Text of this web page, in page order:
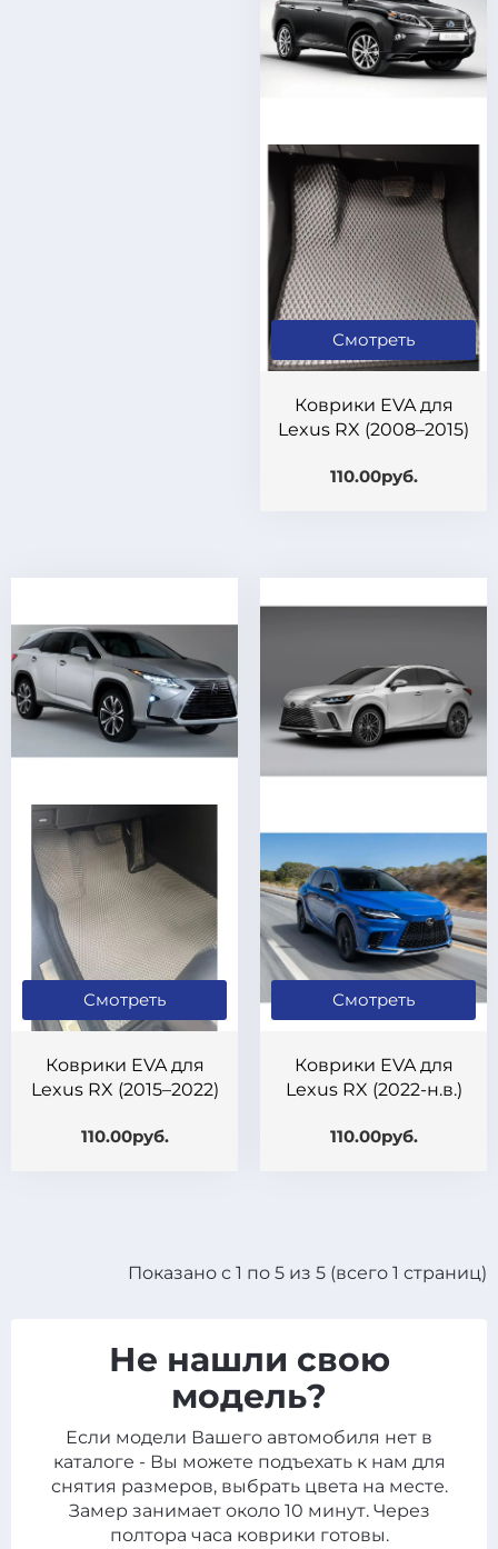
Смотреть
Коврики EVA для
Lexus RX (2008–2015)
110.00руб.
Смотреть
Коврики EVA для
Lexus RX (2015–2022)
110.00руб.
Смотреть
Коврики EVA для
Lexus RX (2022-н.в.)
110.00руб.
Показано с 1 по 5 из 5 (всего 1 страниц)
Не нашли свою
модель?
Если модели Вашего автомобиля нет в
каталоге - Вы можете подъехать к нам для
снятия размеров, выбрать цвета на месте.
Замер занимает около 10 минут. Через
полтора часа коврики готовы.